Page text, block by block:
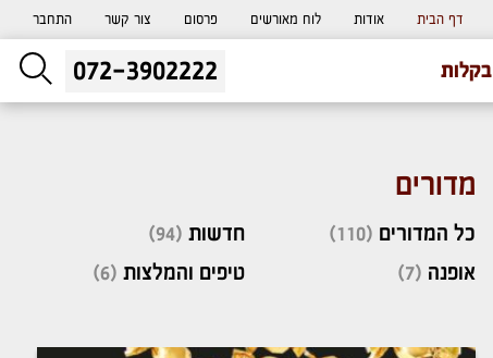
דף הבית אודות לוח מאורשים פרסום צור קשר התחבר
בקלות ליעוץ חינם
והזמנת כרטיס שמחות
072-3902222
מדורים
כל המדורים (110)
אופנה (7)
חדשות (94)
טיפים והמלצות (6)